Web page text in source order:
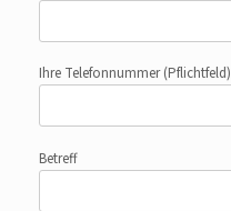
Ihre Telefonnummer(Pflichtfeld)
Betreff